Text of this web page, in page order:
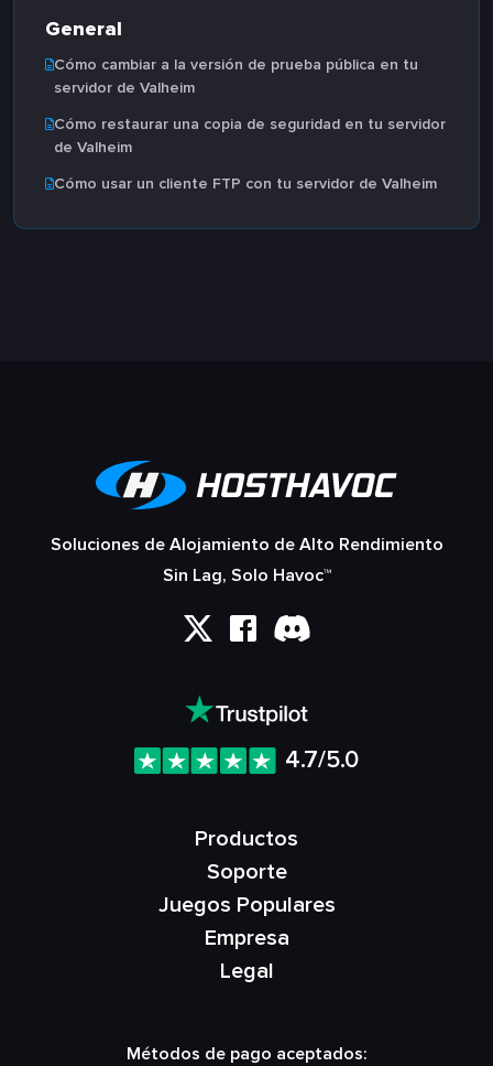
General
Cómo cambiar a la versión de prueba pública en tu
servidor de Valheim
Cómo restaurar una copia de seguridad en tu servidor
de Valheim
Cómo usar un cliente FTP con tu servidor de Valheim
Soluciones de Alojamiento de Alto Rendimiento
Sin Lag, Solo Havoc™
4.7/5.0
Productos
Soporte
Juegos Populares
Empresa
Legal
Métodos de pago aceptados: